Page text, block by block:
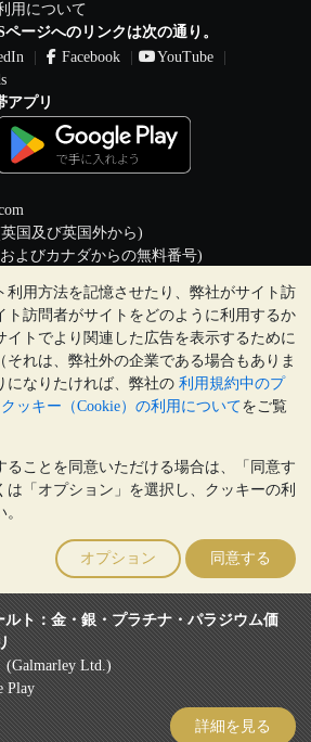
利用方法を記憶させたり、弊社がサイト訪
ト訪問者がサイトをどのように利用するか
イトでより関連した広告を表示するために
それは、弊社外の企業である場合もありま
になりたければ、弊社の 利用規約中のプ
クッキー（Cookie）の利用についてをご覧
ることを同意いただける場合は、「同意す
は「オプション」を選択し、クッキーの利
オプション 同意する
ルト：金・銀・プラチナ・パラジウム価
Ltd.)
Play
詳細を見る
用について
ージへのリンクは次の通り。
Facebook
YouTube
アプリ
国及び英国外から)
よびカナダからの無料番号)
話を開始
曜日から金曜日
）, 月曜日から金曜日
することもあれば上昇することもありま
の価格の動きを保証するものではありませ
サイト上、もしくはBullionVaultとのコミ
なる内容も、投資に関する助言ではありま
地金を所有することが適切かどうかを判断
言を求めることをお勧めします。
registered in England and Wales